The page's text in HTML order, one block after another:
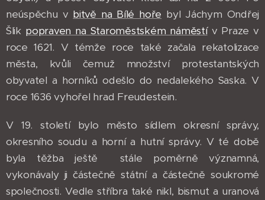
neúspěchu v bitvě na Bílé hoře byl Jáchym Ondřej
Šlik popraven na Staroměstském náměstív Praze v
roce 1621. V témže roce také začala rekatolizace
města, kvůli čemuž množství protestantských
obyvatel a horníků odešlo do nedalekého Saska. V
roce 1636 vyhořel hrad Freudestein.
V 19. století bylo město sídlem okresní správy,
okresního soudu a horní a hutní správy. V té době
byla těžba ještě stále poměrně významná,
vykonávaly ji částečně státní a částečně soukromé
společnosti. Vedle stříbra také nikl, bismut a uranová